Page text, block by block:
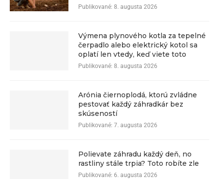
Publikované: 8. augusta 2026
Výmena plynového kotla za tepelné
čerpadlo alebo elektrický kotol sa
oplatí len vtedy, keď viete toto
Publikované: 8. augusta 2026
Arónia čiernoplodá, ktorú zvládne
pestovať každý záhradkár bez
skúseností
Publikované: 7. augusta 2026
Polievate záhradu každý deň, no
rastliny stále trpia? Toto robíte zle
Publikované: 6. augusta 2026